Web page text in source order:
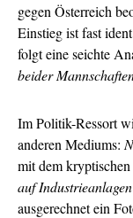
gegen Österreich
Einstieg ist fast ident
folgt eine seichte
beider
Im Politik-Ressort
anderen Mediums:
mit dem
auf
ausgerechnet ein